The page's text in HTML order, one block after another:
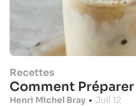
Recettes
Comment
Henri Michel Bray • Juil 12